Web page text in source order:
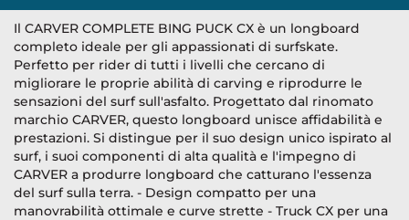
Il CARVER COMPLETE BING PUCK CX è un longboard
completo ideale per gli appassionati di surfskate.
Perfetto per rider di tutti i livelli che cercano di
migliorare le proprie abilità di carving e riprodurre le
sensazioni del surf sull'asfalto. Progettato dal rinomato
marchio CARVER, questo longboard unisce affidabilità e
prestazioni. Si distingue per il suo design unico ispirato al
surf, i suoi componenti di alta qualità e l'impegno di
CARVER a produrre longboard che catturano l'essenza
del surf sulla terra. - Design compatto per una
manovrabilità ottimale e curve strette - Truck CX per una